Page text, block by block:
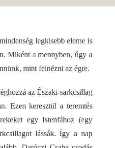
legkisebb eleme is
Miként a mennyben, úgy a
mint felnézni az égre.
az Északi-sarkcsillag
Ezen keresztül a teremtés
egy Istenfához (egy
lássák. Így a nap